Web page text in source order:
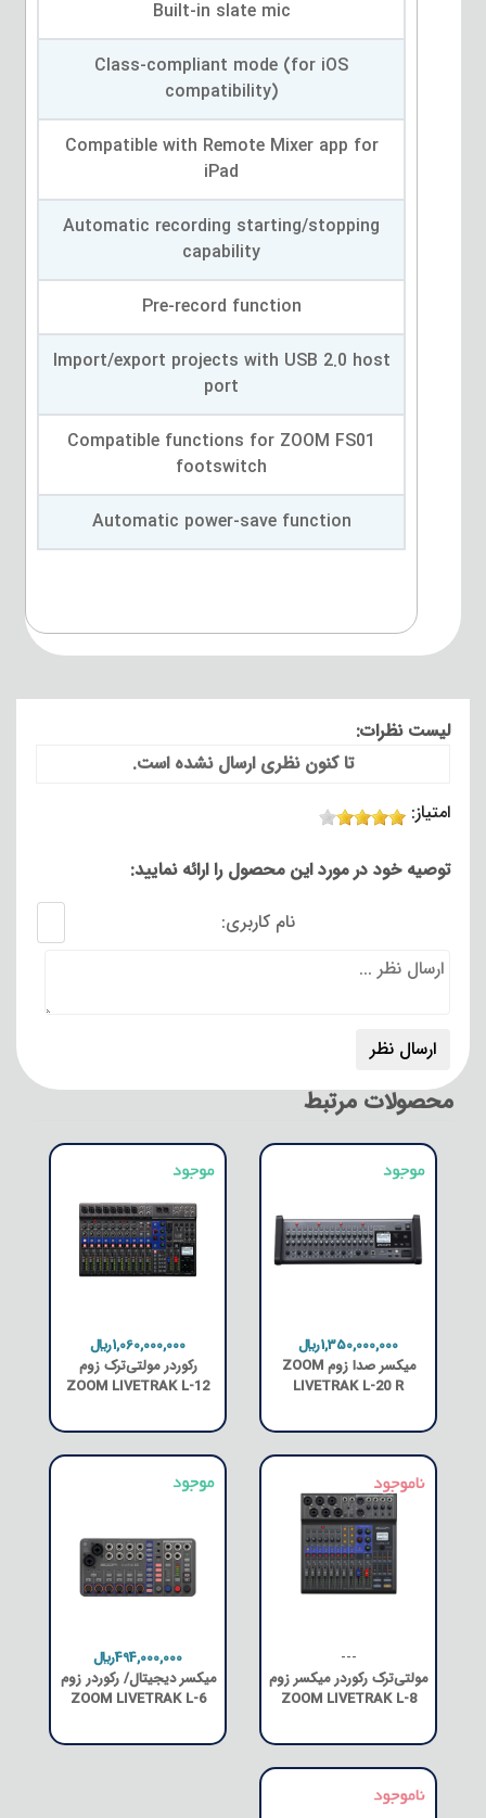
Built-in slate mic
Class-compliant mode (for iOS
compatibility)
Compatible with Remote Mixer app for
iPad
Automatic recording starting/stopping
capability
Pre-record function
Import/export projects with USB 2.0 host
port
Compatible functions for ZOOM FS01
footswitch
Automatic power-save function
لیست نظرات:
تا کنون نظری ارسال نشده است.
امتیاز:
توصیه خود در مورد این محصول را ارائه نمایید:
نام کاربری:
محصولات مرتبط
1,350,000,000﷼
میکسر صدا زوم ZOOM
LIVETRAK L-20 R
1,060,000,000﷼
رکوردر مولتی‌ترک زوم
ZOOM LIVETRAK L-12
---
مولتی‌ترک رکوردر میکسر زوم
ZOOM LIVETRAK L-8
494,000,000﷼
میکسر دیجیتال/ رکوردر زوم
ZOOM LIVETRAK L-6